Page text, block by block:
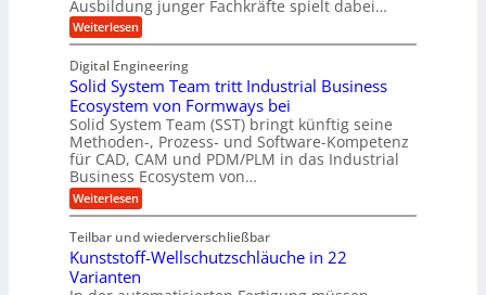
i
t
e
r
e
n
t
w
i
c
k
e
l
t
u
g
e
l
l
a
g
e
r
m
s
t
z
k
n
a
p
p
ü
b
e
r
r
h
o
u
n
a
m
A
r
b
e
i
t
s
m
a
r
Ausbildung junger Fachkräfte spielt dabei…
Weiterlesen:
A
r
i
k
a
a
s
W
a
c
s
t
u
m
Digital Engineering
Solid System Team tritt Industrial Business
Ecosystem von Formways bei
Solid System Team (SST) bringt künftig seine
Methoden-, Prozess- und Software-Kompetenz
für CAD, CAM und PDM/PLM in das Industrial
Business Ecosystem von…
Weiterlesen:
S
l
i
d
S
Teilbar und wiederverschließbar
Kunststoff-Wellschutzschläuche in 22
Varianten